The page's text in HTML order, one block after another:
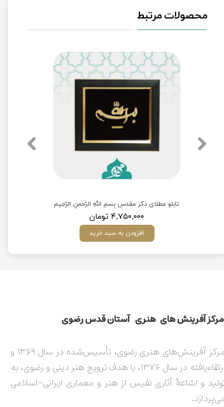
محصولات مرتبط
تابلو مطلای ذکر مقدس بِسمِ اللهِ الرَّحمنِ الرَّحِیم
۴,۷۵۰,۰۰۰ تومان
افزودن به سبد خرید
مركز آفرينش های هنری آستان قدس رضوی​​​​​​​​​​​​​​
مرکز آفرینش‌های هنری رضوی، تأسیس‌شده در سال ۱۳۶۹ و
ارتقاءیافته در سال ۱۳۷۶، با هدف ترویج هنر دینی و رضوی، به
و اشاعۀ آثاری نفیس از هنر و معماری ایرانی-اسلامی